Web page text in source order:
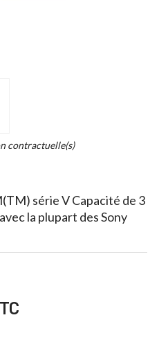
contractuelle(s)
série V Capacité de 3
la plupart des Sony